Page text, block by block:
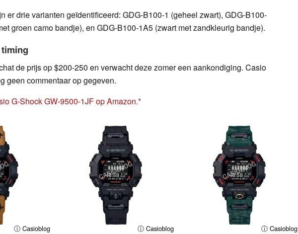
er drie varianten geïdentificeerd: GDG-B100-1 (geheel zwart), GDG-B100-
groen camo bandje), en GDG-B100-1A5 (zwart met zandkleurig bandje).
de prijs op $200-250 en verwacht deze zomer een aankondiging. Casio
geen commentaar op gegeven.
G-Shock GW-9500-1JF op Amazon.
ⓘ Casioblog ⓘ Casioblog ⓘ Casioblog